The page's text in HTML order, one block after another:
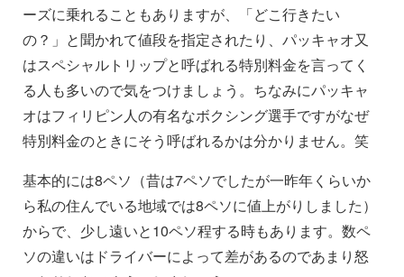
ーズに乗れることもありますが、「どこ行きたい
の？」と聞かれて値段を指定されたり、パッキャオ又
はスペシャルトリップと呼ばれる特別料金を言ってく
る人も多いので気をつけましょう。ちなみにパッキャ
オはフィリピン人の有名なボクシング選手ですがなぜ
特別料金のときにそう呼ばれるかは分かりません。笑
基本的には8ペソ（昔は7ペソでしたが一昨年くらいか
ら私の住んでいる地域では8ペソに値上がりしました）
からで、少し遠いと10ペソ程する時もあります。数ペ
ソの違いはドライバーによって差があるのであまり怒